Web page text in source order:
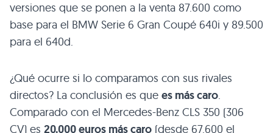
versiones que se ponen a la venta 87.600 como
base para el BMW Serie 6 Gran Coupé 640i y 89.500
para el 640d.
¿Qué ocurre si lo comparamos con sus rivales
directos? La conclusión es que es más caro.
Comparado con el Mercedes-Benz CLS 350 (306
CV) es 20.000 euros más caro (desde 67.600 el